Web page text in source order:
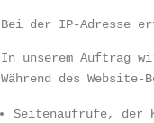
Bei der IP-Adresse
In unserem Auftrag
Während des
Seitenaufrufe, der